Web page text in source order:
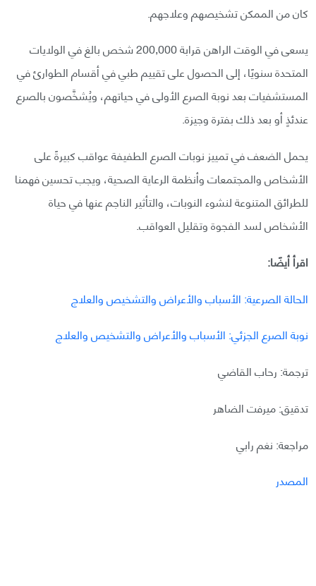
كان من الممكن تشخيصهم وعلاجهم.
يسعى في الوقت الراهن قرابة 200,000 شخص بالغ في الولايات
المتحدة سنويًا، إلى الحصول على تقييم طبي في أقسام الطوارئ في
المستشفيات بعد نوبة الصرع الأولى في حياتهم، ويُشخَّصون بالصرع
عندئذٍ أو بعد ذلك بفترة وجيزة.
يحمل الضعف في تمييز نوبات الصرع الطفيفة عواقب كبيرةً على
الأشخاص والمجتمعات وأنظمة الرعاية الصحية، ويجب تحسين فهمنا
للطرائق المتنوعة لنشوء النوبات، والتأثير الناجم عنها في حياة
الأشخاص لسد الفجوة وتقليل العواقب.
اقرأ أيضًا:
الحالة الصرعية: الأسباب والأعراض والتشخيص والعلاج
نوبة الصرع الجزئي: الأسباب والأعراض والتشخيص والعلاج
ترجمة: رحاب القاضي
تدقيق: ميرفت الضاهر
مراجعة: نغم رابي
المصدر